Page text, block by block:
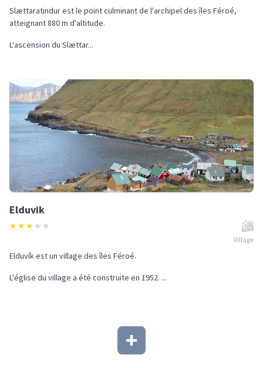
Slættaratindur est le point culminant de l'archipel des îles Féroé,
atteignant 880 m d'altitude.
L'ascension du Slættar...
Elduvik
★★★ ★ ★
Village
Elduvík est un village des îles Féroé.
L'église du village a été construite en 1952. ...